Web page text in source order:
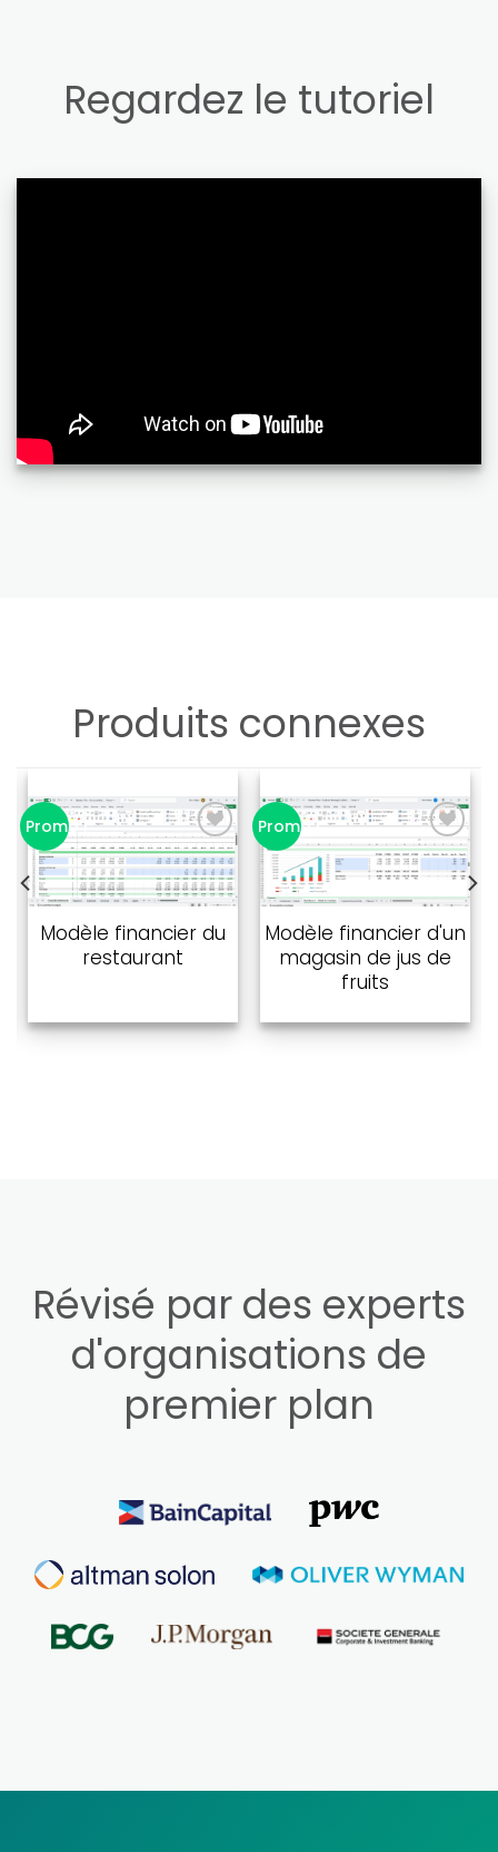
Regardez le tutoriel
Produits connexes
Promo !
Ajouter à
la liste
souhaits
Modèle financier du
restaurant
Promo !
la liste
de
souhaits
Modèle financier d'un
magasin de jus de
fruits
Révisé par des experts
d'organisations de
premier plan